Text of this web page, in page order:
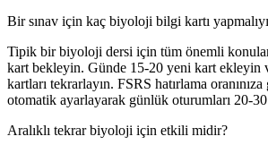
Bir sınav için kaç biyoloji bilgi kartı
Tipik bir biyoloji dersi için tüm önemli
kart bekleyin. Günde 15-20 yeni kart ekleyin
kartları tekrarlayın. FSRS hatırlama oranınıza
otomatik ayarlayarak günlük oturumları 20-
Aralıklı tekrar biyoloji için etkili midir?